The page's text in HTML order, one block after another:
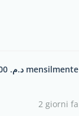
د.م. 1,800 mensilmente
2 giorni fa